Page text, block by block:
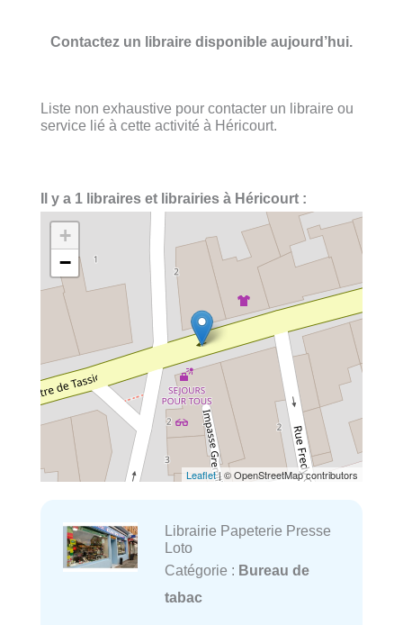
Contactez un libraire disponible aujourd’hui.
Liste non exhaustive pour contacter un libraire ou
service lié à cette activité à Héricourt.
Il y a 1 libraires et librairies à Héricourt :
+
−
Leaflet| © OpenStreetMap contributors
Librairie Papeterie Presse
Loto
Catégorie : Bureau de
tabac